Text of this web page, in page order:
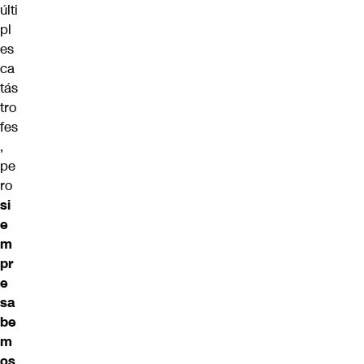
últi
pl
es
ca
tás
tro
fes
,
pe
ro
si
e
m
pr
e
sa
be
m